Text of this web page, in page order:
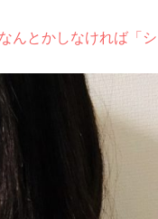
んとかしなければ 「